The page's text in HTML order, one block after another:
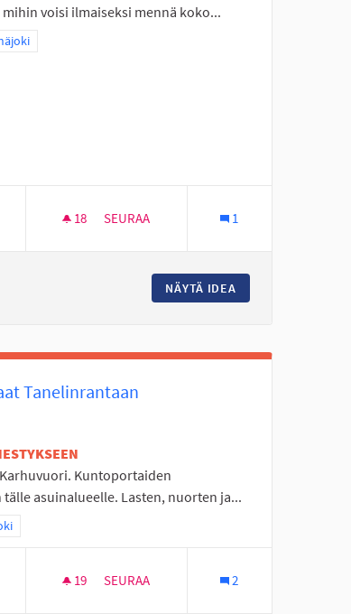
voisi ilmaiseksi mennä koko...
mukaan: Pohjoinen Seinäjoki
18 18 SEURAAJAA
SEURAA 1
NÄYTÄ IDEA
Tanelinrantaan
Kuntoportaiden
asuinalueelle. Lasten, nuorten ja...
mukaan: Itäinen Seinäjoki
19 19 SEURAAJAA
SEURAA 2